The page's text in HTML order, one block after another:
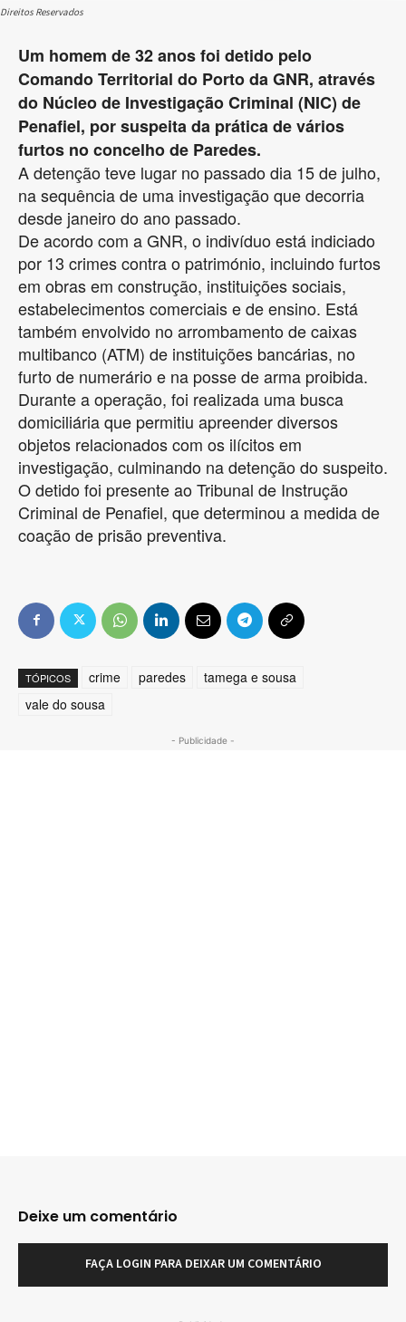
Direitos Reservados
Um homem de 32 anos foi detido pelo
Comando Territorial do Porto da GNR, através
do Núcleo de Investigação Criminal (NIC) de
Penafiel, por suspeita da prática de vários
furtos no concelho de Paredes.
A detenção teve lugar no passado dia 15 de julho,
na sequência de uma investigação que decorria
desde janeiro do ano passado.
De acordo com a GNR, o indivíduo está indiciado
por 13 crimes contra o património, incluindo furtos
em obras em construção, instituições sociais,
estabelecimentos comerciais e de ensino. Está
também envolvido no arrombamento de caixas
multibanco (ATM) de instituições bancárias, no
furto de numerário e na posse de arma proibida.
Durante a operação, foi realizada uma busca
domiciliária que permitiu apreender diversos
objetos relacionados com os ilícitos em
investigação, culminando na detenção do suspeito.
O detido foi presente ao Tribunal de Instrução
Criminal de Penafiel, que determinou a medida de
coação de prisão preventiva.
TÓPICOS crime paredes
tamega e sousa
vale do sousa
- Publicidade -
Deixe um comentário
FAÇA LOGIN PARA DEIXAR UM COMENTÁRIO